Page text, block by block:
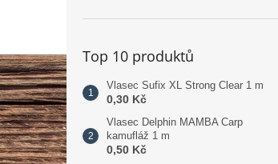
Top 10 produktů
Vlasec Sufix XL Strong Clear 1 m
0,30 Kč
Vlasec Delphin MAMBA Carp
kamufláž 1 m
0,50 Kč